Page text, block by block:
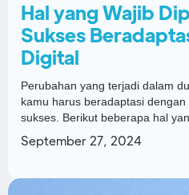
Hal yang Wajib
Sukses
Digital
Perubahan yang terjadi dalam
kamu harus beradaptasi
sukses. Berikut beberapa hal
September 27, 2024